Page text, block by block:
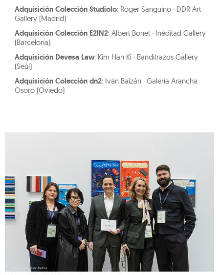
Adquisición Colección Studiolo: Roger Sanguino · DDR Art
Gallery (Madrid)
Adquisición Colección E2IN2: Albert Bonet · Inéditad Gallery
(Barcelona)
Adquisición Devesa Law: Kim Han Ki · Banditrazos Gallery
(Seúl)
Adquisición Colección dn2: Iván Baizán · Galería Arancha
Osoro (Oviedo)